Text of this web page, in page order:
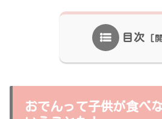
目次
おでんって子供が食べ